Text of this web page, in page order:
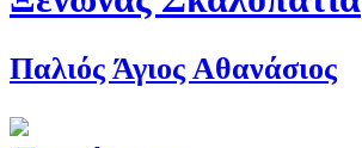
Παλιός Άγιος Αθανάσιος